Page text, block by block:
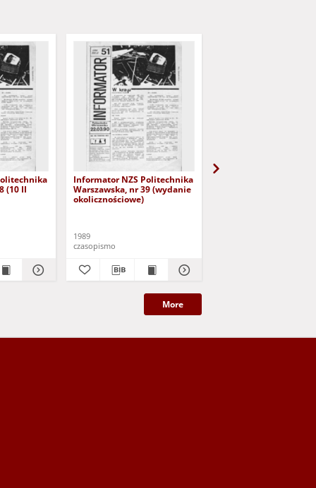
(10 II
Informator NZS Politechnika
Warszawska, nr 39 (wydanie
okolicznościowe)
1989
czasopismo
More